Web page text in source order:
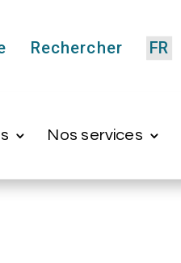
Rechercher FR
Nos services